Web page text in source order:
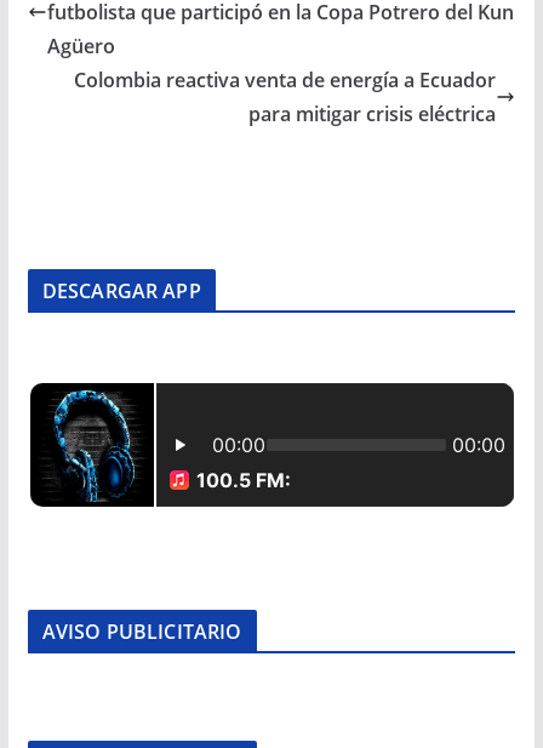
futbolista que participó en la Copa Potrero del Kun
Agüero
Colombia reactiva venta de energía a Ecuador
para mitigar crisis eléctrica
DESCARGAR APP
AVISO PUBLICITARIO